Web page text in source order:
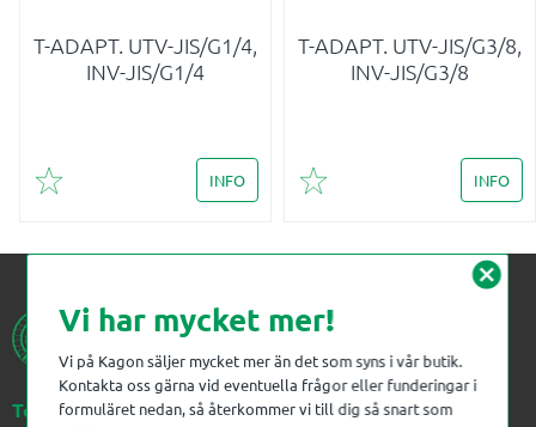
T-ADAPT. UTV-JIS/G1/4,
INV-JIS/G1/4
Lägg till i favoriter
INFO
T-ADAPT. UTV-JIS/G3/8,
INV-JIS/G3/8
Lägg till i favoriter
INFO
Telefon:023-383 18 00
cancel
Vi har mycket mer!
Vi på Kagon säljer mycket mer än det som syns i vår butik.
Kontakta oss gärna vid eventuella frågor eller funderingar i
formuläret nedan, så återkommer vi till dig så snart som